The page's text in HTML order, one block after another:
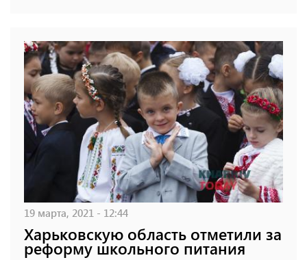
19 марта, 2021 - 12:44
Харьковскую область отметили за
реформу школьного питания